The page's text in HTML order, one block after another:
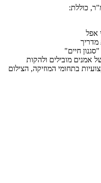
אפל
מדריך
חיים"
אמנים מובילים ולהקות
בתחומי המוזיקה, הצילום